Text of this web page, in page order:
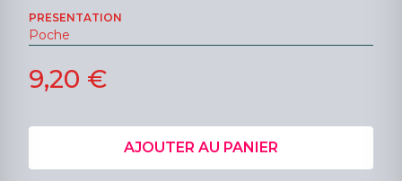
PRESENTATION
Poche
9,20 €
AJOUTER AU PANIER